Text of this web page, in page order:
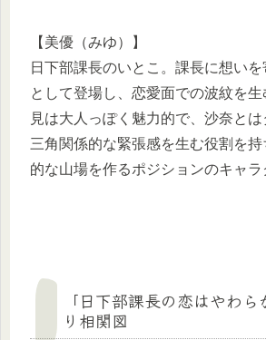
【美優（みゆ）】
日下部課長のいとこ。課長に想い
として登場し、恋愛面での波紋を
見は大人っぽく魅力的で、沙奈とは
三角関係的な緊張感を生む役割を
的な山場を作るポジションのキャラ
「日下部課長の恋はやわら
り相関図